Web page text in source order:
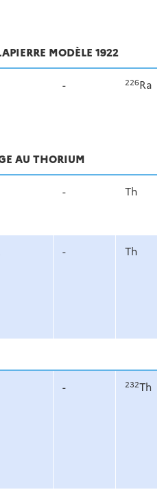
MODÈLE 1922
- 226Ra
AU THORIUM
- Th
- Th
- 232Th